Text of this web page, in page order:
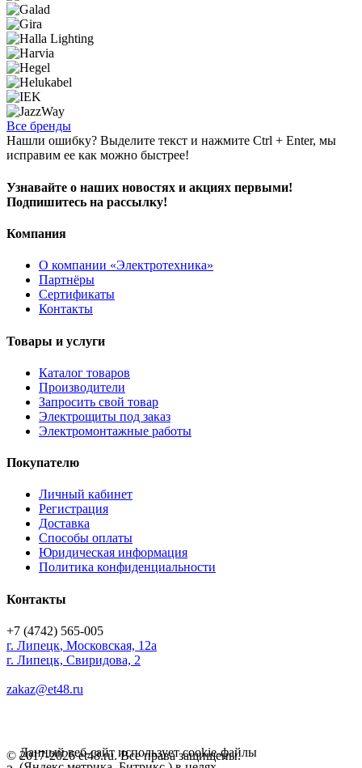
Все бренды
Нашли ошибку? Выделите текст и нажмите Ctrl + Enter, мы
исправим ее как можно быстрее!
Узнавайте о наших новостях и акциях первыми!
Подпишитесь на рассылку!
Компания
О компании «Электротехника»
Партнёры
Сертификаты
Контакты
Товары и услуги
Каталог товаров
Производители
Запросить свой товар
Электрощиты под заказ
Электромонтажные работы
Покупателю
Личный кабинет
Регистрация
Доставка
Способы оплаты
Юридическая информация
Политика конфиденциальности
Контакты
+7 (4742) 565-005
г. Липецк, Московская, 12а
г. Липецк, Свиридова, 2
zakaz@et48.ru
© 2017-2026 et48.ru. Все права защищены.
Данный веб-сайт использует cookie-файлы